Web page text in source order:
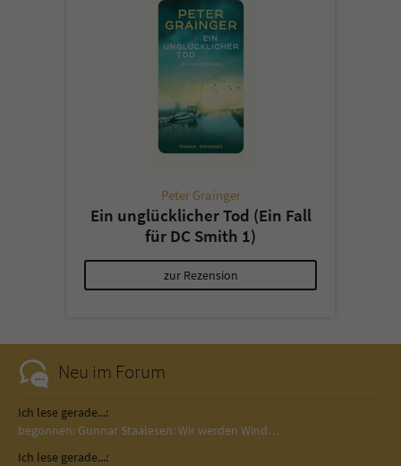
Peter Grainger
Ein unglücklicher Tod (Ein Fall
für DC Smith 1)
zur Rezension
Neu im Forum
Ich lese gerade...:
begonnen: Gunnar Staalesen: Wir werden Wind…
Ich lese gerade...: